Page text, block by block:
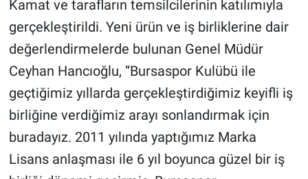
Kamat ve tarafların temsilcilerinin katılımıyla
gerçekleştirildi. Yeni ürün ve iş birliklerine dair
değerlendirmelerde bulunan Genel Müdür
Ceyhan Hancıoğlu, ‘‘Bursaspor Kulübü ile
geçtiğimiz yıllarda gerçekleştirdiğimiz keyifli iş
birliğine verdiğimiz arayı sonlandırmak için
buradayız. 2011 yılında yaptığımız Marka
Lisans anlaşması ile 6 yıl boyunca güzel bir iş